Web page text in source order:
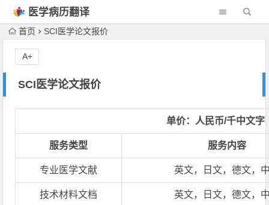
医学病历翻译
机构
首页 SCI医学论文报价
SCI医学论文报价
单价：人民币/千中文字
服务类型 服务内容
专业医学文献 英文，日文，德文，
技术材料文档 英文，日文，德文，
A+